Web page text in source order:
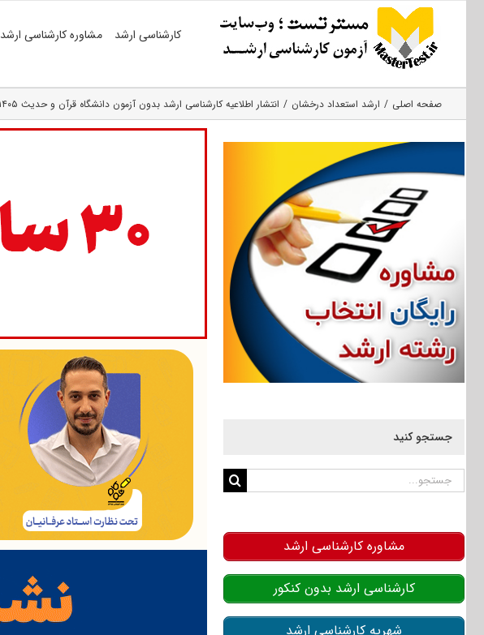
کارشناسی ارشد مشاوره کارشناسی ارشد
صفحه اصلی ارشد استعداد درخشان انتشار اطلاعیه کارشناسی ارشد بدون آزمون دانشگاه قرآن و حدیث ۱۴۰۵
جستجو کنید
جستجو
مشاوره کارشناسی ارشد
کارشناسی ارشد بدون کنکور
شهریه کارشناسی ارشد